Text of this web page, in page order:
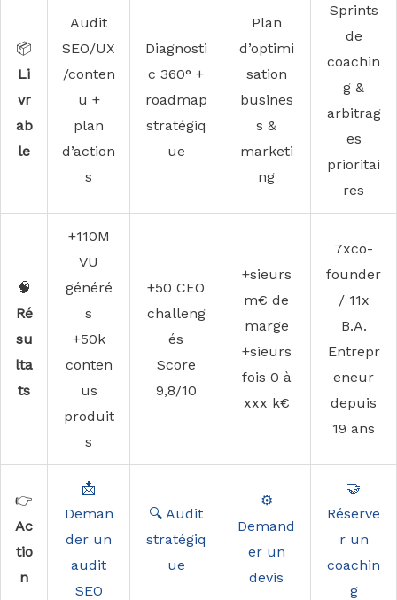
📦
Li
vr
ab
le
Audit
SEO/UX
/conten
u +
plan
d’action
s
Diagnosti
c 360° +
roadmap
stratégiq
ue
Plan
d’optimi
sation
busines
s &
marketi
ng
Sprints
de
coachin
g &
arbitrag
es
prioritai
res
🧠
Ré
su
lta
ts
+110M
VU
généré
s
+50k
conten
us
produit
s
+50 CEO
challeng
és
Score
9,8/10
+sieurs
m€ de
marge
+sieurs
fois 0 à
xxx k€
7xco-
founder
/ 11x
B.A.
Entrepr
eneur
depuis
19 ans
👉
Ac
tio
n
📩
Deman
der un
audit
SEO
🔍 Audit
stratégiq
ue
⚙️
Demand
er un
devis
🤝
Réserve
r un
coachin
g